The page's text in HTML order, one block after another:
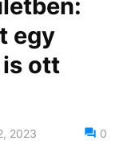
egy
is ott
2023 0